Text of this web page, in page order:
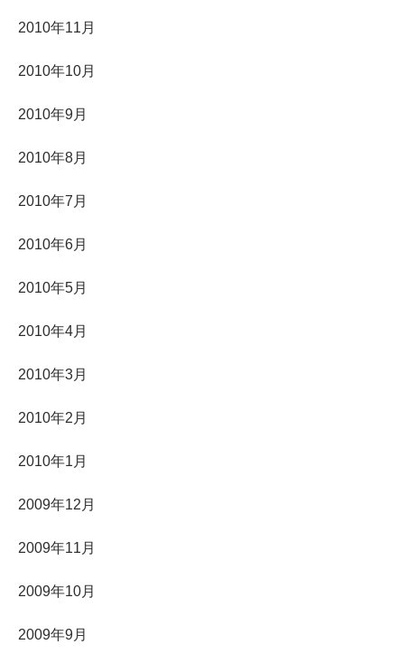
2010年11月
2010年10月
2010年9月
2010年8月
2010年7月
2010年6月
2010年5月
2010年4月
2010年3月
2010年2月
2010年1月
2009年12月
2009年11月
2009年10月
2009年9月